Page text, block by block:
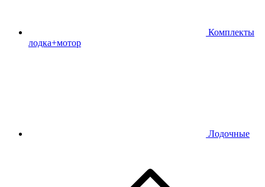
Комплекты
лодка+мотор
Лодочные